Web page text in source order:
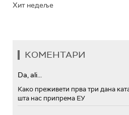
Хит недеље
КОМЕНТАРИ
Da, ali...
Како преживети прва три дана
шта нас припрема ЕУ